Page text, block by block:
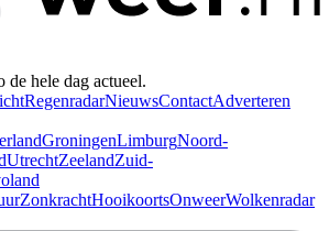
hele dag actueel.
RegenradarNieuwsContactAdverteren
GroningenLimburgNoord-
UtrechtZeelandZuid-
ZonkrachtHooikoortsOnweerWolkenradar